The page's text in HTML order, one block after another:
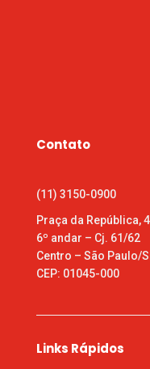
Contato
(11) 3150-0900
Praça da República,
6º andar – Cj. 61/62
Centro – São Paulo/
CEP: 01045-000
Links Rápidos